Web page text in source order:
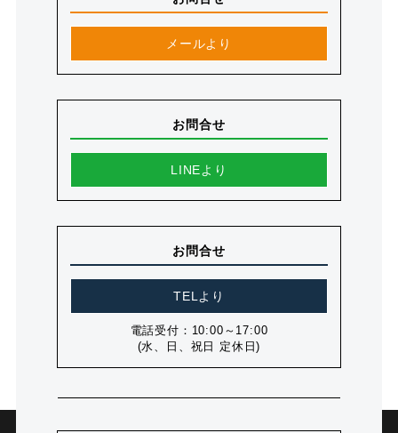
メールより
お問合せ
LINEより
お問合せ
TELより
電話受付：10:00～17:00
(水、日、祝日 定休日)